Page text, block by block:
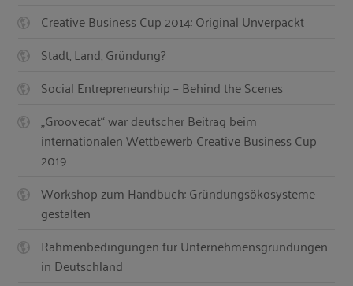
Creative Business Cup 2014: Original Unverpackt
Stadt, Land, Gründung?
Social Entrepreneurship – Behind the Scenes
„Groovecat“ war deutscher Beitrag beim
internationalen Wettbewerb Creative Business Cup
2019
Workshop zum Handbuch: Gründungsökosysteme
gestalten
Rahmenbedingungen für Unternehmensgründungen
in Deutschland